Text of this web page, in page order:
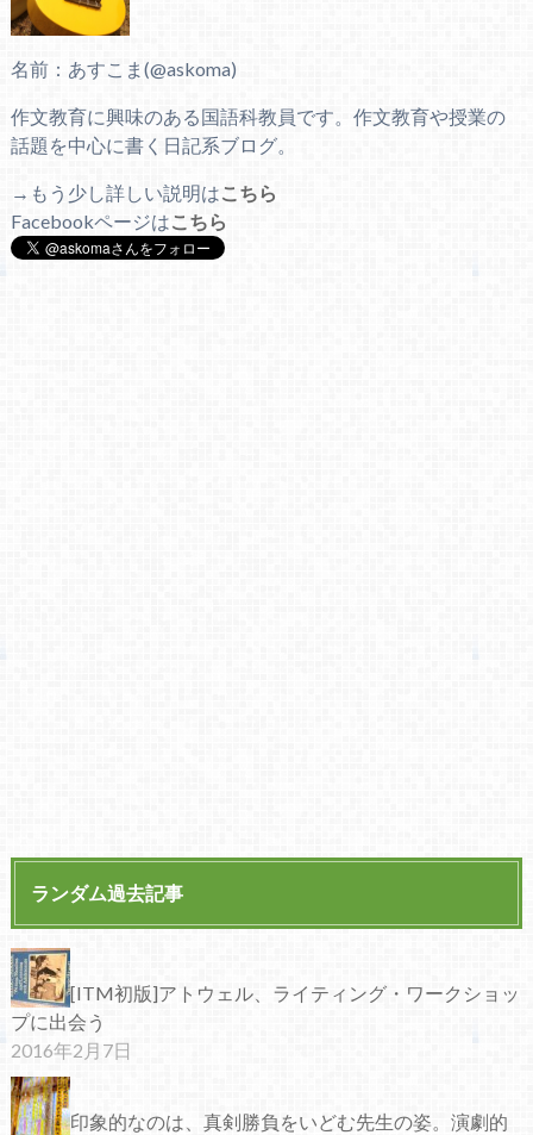
名前：あすこま(@askoma)
作文教育に興味のある国語科教員です。作文教育や授業の
話題を中心に書く日記系ブログ。
→もう少し詳しい説明はこちら
Facebookページはこちら
ランダム過去記事
[ITM初版]アトウェル、ライティング・ワークショッ
プに出会う
2016年2月7日
印象的なのは、真剣勝負をいどむ先生の姿。演劇的